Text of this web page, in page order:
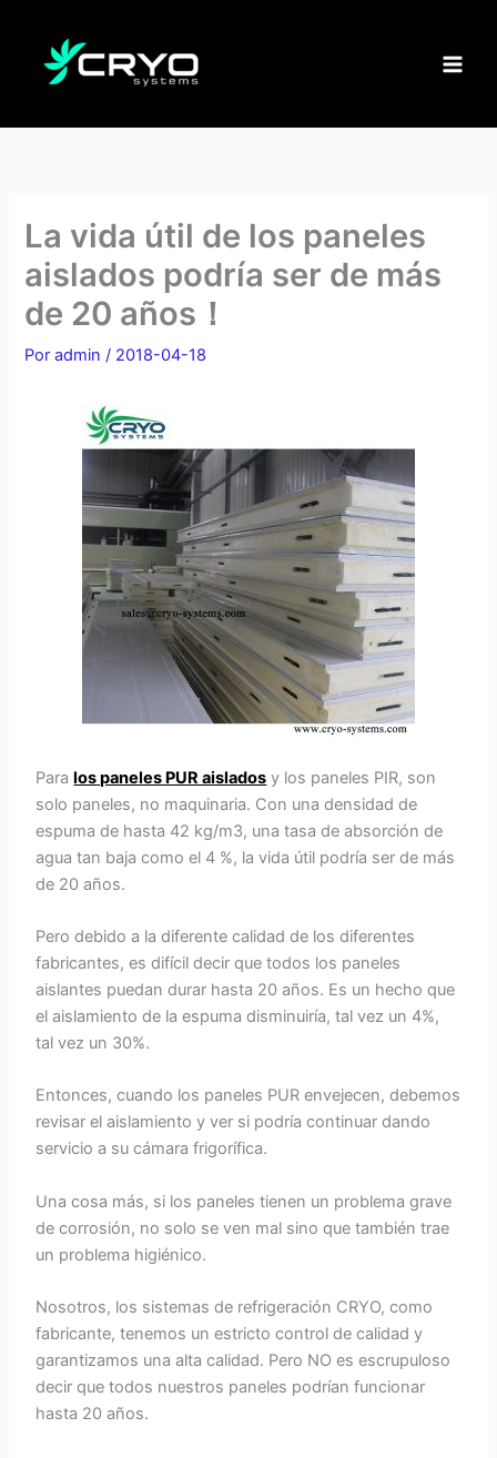
contenido
La vida útil de los paneles
aislados podría ser de más
de 20 años！
Poradmin/ 2018-04-18
Paralos paneles PUR aislados y los paneles PIR, son
solo paneles, no maquinaria. Con una densidad de
espuma de hasta 42 kg/m3, una tasa de absorción de
agua tan baja como el 4 %, la vida útil podría ser de más
de 20 años.
Pero debido a la diferente calidad de los diferentes
fabricantes, es difícil decir que todos los paneles
aislantes puedan durar hasta 20 años. Es un hecho que
el aislamiento de la espuma disminuiría, tal vez un 4%,
tal vez un 30%.
Entonces, cuando los paneles PUR envejecen, debemos
revisar el aislamiento y ver si podría continuar dando
servicio a su cámara frigorífica.
Una cosa más, si los paneles tienen un problema grave
de corrosión, no solo se ven mal sino que también trae
un problema higiénico.
Nosotros, los sistemas de refrigeración CRYO, como
fabricante, tenemos un estricto control de calidad y
garantizamos una alta calidad. Pero NO es escrupuloso
decir que todos nuestros paneles podrían funcionar
hasta 20 años.